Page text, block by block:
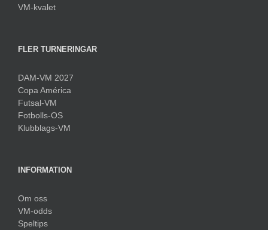
VM-kvalet
FLER TURNERINGAR
DAM-VM 2027
Copa América
Futsal-VM
Fotbolls-OS
Klubblags-VM
INFORMATION
Om oss
VM-odds
Speltips